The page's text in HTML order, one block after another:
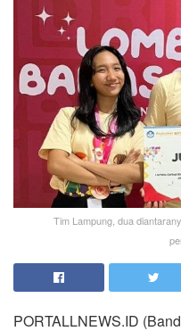
Tim Lampung, dua
PORTALLNEWS.ID